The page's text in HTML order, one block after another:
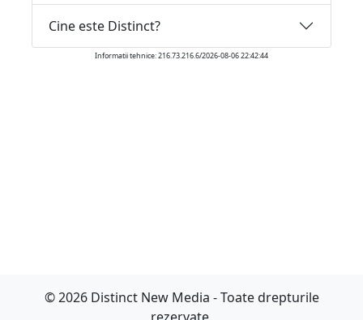
Cine este Distinct?
Informatii tehnice: 216.73.216.6/2026-08-06 22:42:44
© 2026 Distinct New Media - Toate drepturile